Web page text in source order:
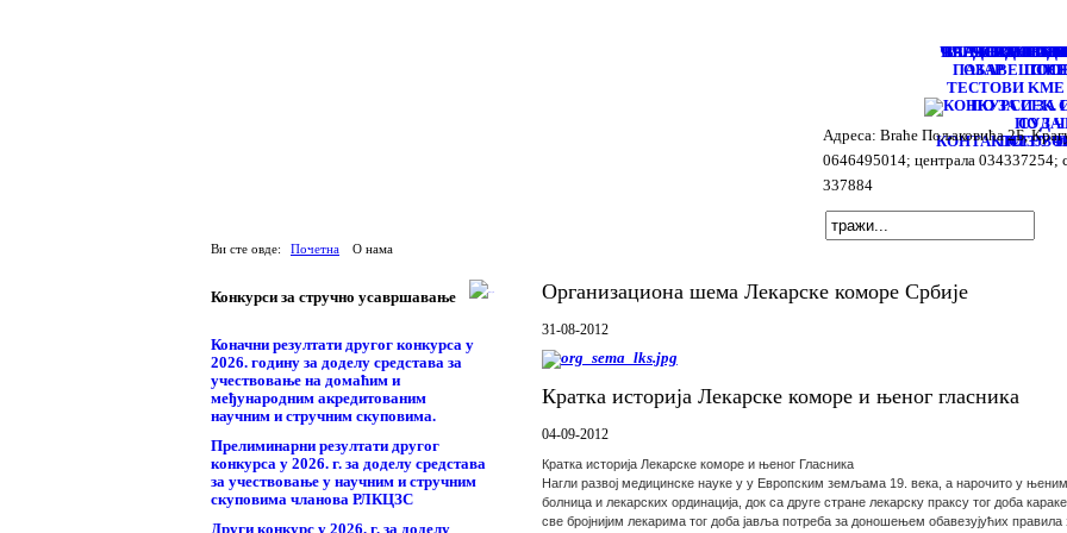
ПРЕДСЕДНИК
ЧЛАНОВИ
ЧЛАНОВИ
ЧЛАНОВИ
СУД
ПО ЗА СЕК.
ПО ЗА
ПО ЗЈЗ
ТЕСТОВИ KME
ЗА
ВАЉЕВО
ПАЗАР
КОНТАКТИ О
Адреса: Brаће Пољаковића 2Б,
0646495014; централа
337884
Ви сте овде: Почетна О нама
Конкурси за стручно усавршавање
Коначни резултати другог конкурса у
2026. годину за доделу средстава за
учествовање на домаћим и
међународним акредитованим
научним и стручним скуповима.
Прелиминарни резултати другог
конкурса у 2026. г. за доделу средстава
за учествовање у научним и стручним
скуповима чланова РЛКЦЗС
Други конкурс у 2026. г. за доделу
Организациона шема Лекарске коморе Србије
31-08-2012
Кратка историја Лекарске коморе и њеног гласника
04-09-2012
Кратка историја Лекарске коморе и њеног Гласника
Нагли развој медицинске науке у у Европским земљама 19. века, а нарочито у
болница и лекарских ординација, док са друге стране лекарску праксу тог доба
све бројнијим лекарима тог доба јавља потреба за доношењем обавезујућих